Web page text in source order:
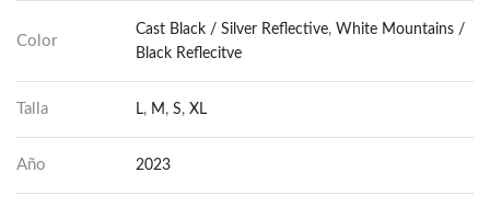
Color
Cast Black / Silver Reflective, White Mountains /
Black Reflecitve
Talla L, M , S, XL
Año 2023